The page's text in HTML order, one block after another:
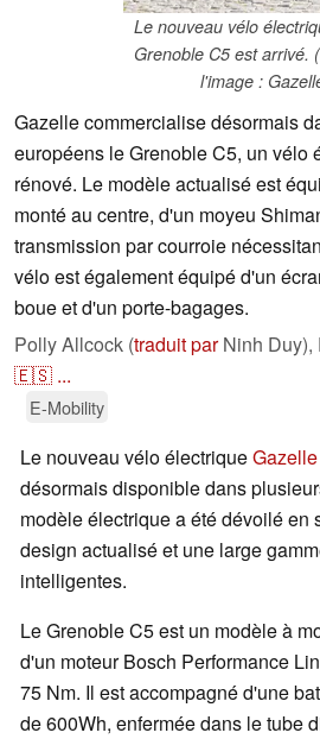
Le nouveau vélo
Grenoble C5 est arrivé.
l'image :
Gazelle commercialise désormais
européens le Grenoble C5, un vélo
rénové. Le modèle actualisé est
monté au centre, d'un moyeu
transmission par courroie
vélo est également équipé d'un
boue et d'un porte-bagages.
Polly Allcock (traduit parNinh Duy),
🇪🇸 ...
E-Mobility
Le nouveau vélo électrique
désormais disponible dans
modèle électrique a été dévoilé en
design actualisé et une large
intelligentes.
Le Grenoble C5 est un modèle à
d'un moteur Bosch Performance
75 Nm. Il est accompagné d'une
de 600Wh, enfermée dans le tube